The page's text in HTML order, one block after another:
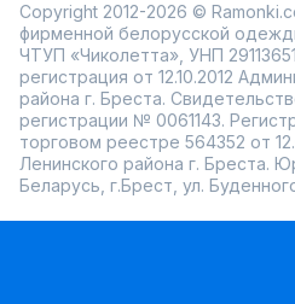
Copyright 2012-2026 ©
фирменной белорусской
ЧТУП «Чиколетта», УНП
регистрация от 12.10.2012
района г. Бреста.
регистрации № 0061143.
торговом реестре 564352 от
Ленинского района г. Бреста.
Беларусь, г.Брест, ул.